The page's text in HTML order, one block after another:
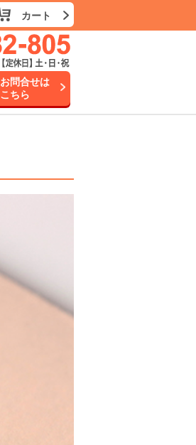
カート
お問合せは
こちら